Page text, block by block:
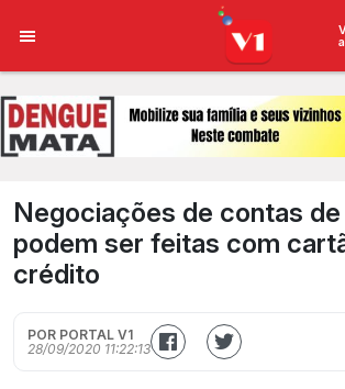
Negociações de contas de
podem ser feitas com
crédito
POR PORTAL V1
28/09/2020 11:22:13